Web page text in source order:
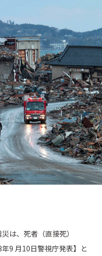
は、死者（直接死）
9 月10日警視庁発表】と